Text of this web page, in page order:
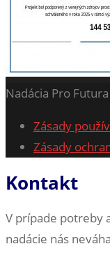
Nadácia Pro Futura
Zásady
Zásady
Kontakt
V prípade potreby
nadácie nás